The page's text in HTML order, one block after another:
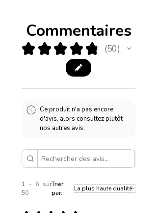
Commentaires
★ ★ ★ ★ ★ 50
50
Ce produit n'a pas encore
d'avis, alors consultez plutôt
nos autres avis.
1 - 6 sur
50
Trier
par: